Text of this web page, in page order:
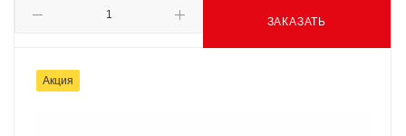
ЗАКАЗАТЬ
Акция